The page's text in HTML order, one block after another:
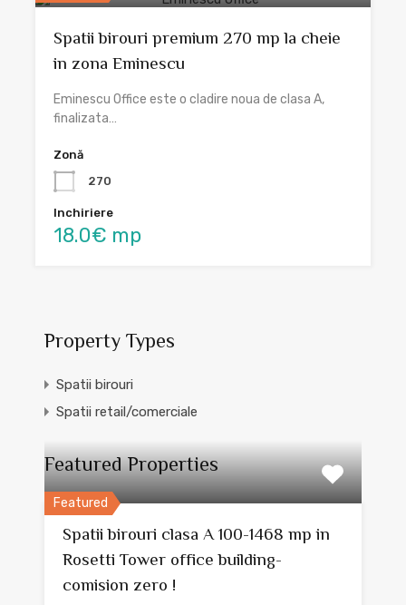
Spatii birouri premium 270 mp la cheie
in zona Eminescu
Eminescu Office este o cladire noua de clasa A,
finalizata…
Zonă
270
Inchiriere
18.0€ mp
Property Types
Spatii birouri
Spatii retail/comerciale
Featured Properties
Featured
Spatii birouri clasa A 100-1468 mp in
Rosetti Tower office building-
comision zero !